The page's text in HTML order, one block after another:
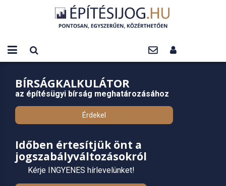
BÍRSÁGKALKULÁTOR
az építésügyi bírság meghatározásához
Érdekel
Időben értesítjük önt a
jogszabályváltozásokról
Kérje INGYENES hírlevelünket!